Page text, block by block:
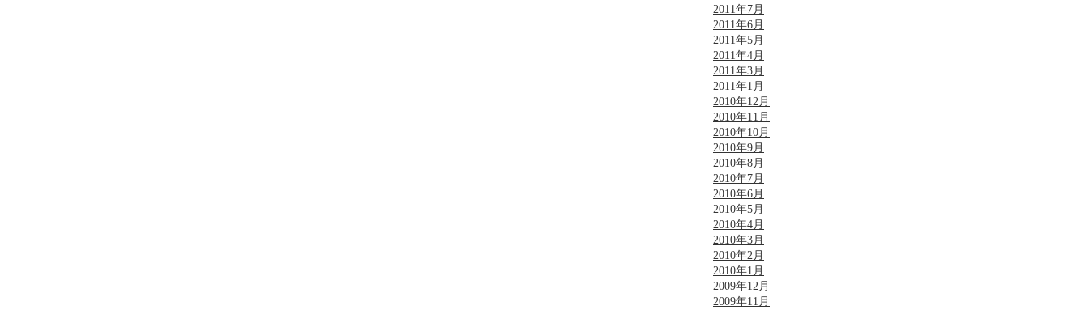
2011年7月
2011年6月
2011年5月
2011年4月
2011年3月
2011年1月
2010年12月
2010年11月
2010年10月
2010年9月
2010年8月
2010年7月
2010年6月
2010年5月
2010年4月
2010年3月
2010年2月
2010年1月
2009年12月
2009年11月